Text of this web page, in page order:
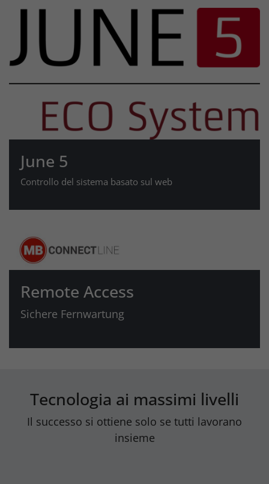
June 5
Controllo del sistema basato sul web
Remote Access
Sichere Fernwartung
Tecnologia ai massimi livelli
Il successo si ottiene solo se tutti lavorano
insieme